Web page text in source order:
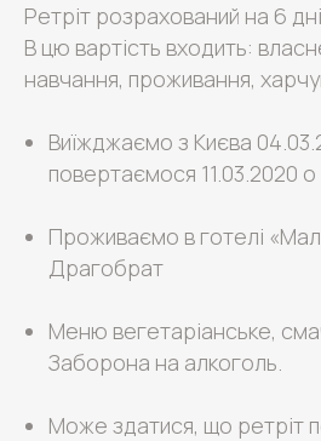
Ретріт розрахований на 6
В цю вартість входить:
навчання, проживання,
Виїжджаємо з Києва
повертаємося 11.03.2020
Проживаємо в готелі
Драгобрат
Меню вегетаріанське,
Заборона на алкоголь.
Може здатися, що ретріт